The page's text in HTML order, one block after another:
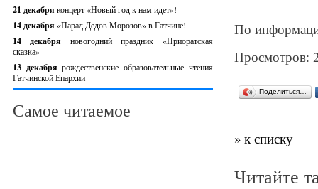
21 декабря концерт «Новый год к нам идет»!
14 декабря «Парад Дедов Морозов» в Гатчине!
14 декабря новогодний праздник «Приоратская
сказка»
13 декабрярождественские образовательные чтения
Гатчинской Епархии
Самое читаемое
По
Просмотров:
Поделиться…
» к списку
Читайте